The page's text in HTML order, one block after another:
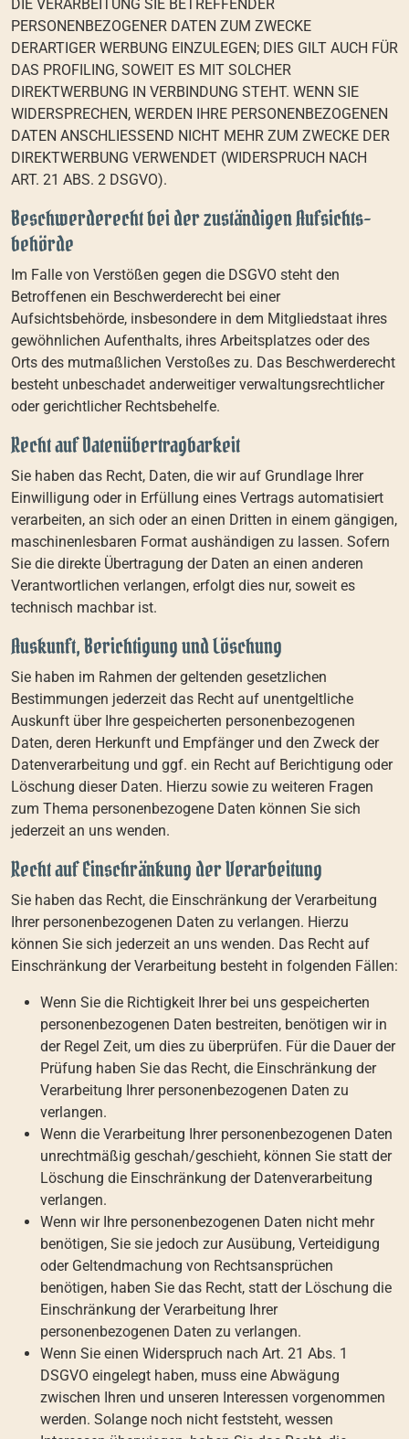
DIE VERARBEITUNG SIE BETREFFENDER
PERSONENBEZOGENER DATEN ZUM ZWECKE
DERARTIGER WERBUNG EINZULEGEN; DIES GILT AUCH FÜR
DAS PROFILING, SOWEIT ES MIT SOLCHER
DIREKTWERBUNG IN VERBINDUNG STEHT. WENN SIE
WIDERSPRECHEN, WERDEN IHRE PERSONENBEZOGENEN
DATEN ANSCHLIESSEND NICHT MEHR ZUM ZWECKE DER
DIREKTWERBUNG VERWENDET (WIDERSPRUCH NACH
ART. 21 ABS. 2 DSGVO).
Beschwerde­recht bei der zuständigen Aufsichts­
behörde
Im Falle von Verstößen gegen die DSGVO steht den
Betroffenen ein Beschwerderecht bei einer
Aufsichtsbehörde, insbesondere in dem Mitgliedstaat ihres
gewöhnlichen Aufenthalts, ihres Arbeitsplatzes oder des
Orts des mutmaßlichen Verstoßes zu. Das Beschwerderecht
besteht unbeschadet anderweitiger verwaltungsrechtlicher
oder gerichtlicher Rechtsbehelfe.
Recht auf Daten­übertrag­barkeit
Sie haben das Recht, Daten, die wir auf Grundlage Ihrer
Einwilligung oder in Erfüllung eines Vertrags automatisiert
verarbeiten, an sich oder an einen Dritten in einem gängigen,
maschinenlesbaren Format aushändigen zu lassen. Sofern
Sie die direkte Übertragung der Daten an einen anderen
Verantwortlichen verlangen, erfolgt dies nur, soweit es
technisch machbar ist.
Auskunft, Berichtigung und Löschung
Sie haben im Rahmen der geltenden gesetzlichen
Bestimmungen jederzeit das Recht auf unentgeltliche
Auskunft über Ihre gespeicherten personenbezogenen
Daten, deren Herkunft und Empfänger und den Zweck der
Datenverarbeitung und ggf. ein Recht auf Berichtigung oder
Löschung dieser Daten. Hierzu sowie zu weiteren Fragen
zum Thema personenbezogene Daten können Sie sich
jederzeit an uns wenden.
Recht auf Einschränkung der Verarbeitung
Sie haben das Recht, die Einschränkung der Verarbeitung
Ihrer personenbezogenen Daten zu verlangen. Hierzu
können Sie sich jederzeit an uns wenden. Das Recht auf
Einschränkung der Verarbeitung besteht in folgenden Fällen:
Wenn Sie die Richtigkeit Ihrer bei uns gespeicherten
personenbezogenen Daten bestreiten, benötigen wir in
der Regel Zeit, um dies zu überprüfen. Für die Dauer der
Prüfung haben Sie das Recht, die Einschränkung der
Verarbeitung Ihrer personenbezogenen Daten zu
verlangen.
Wenn die Verarbeitung Ihrer personenbezogenen Daten
unrechtmäßig geschah/geschieht, können Sie statt der
Löschung die Einschränkung der Datenverarbeitung
verlangen.
Wenn wir Ihre personenbezogenen Daten nicht mehr
benötigen, Sie sie jedoch zur Ausübung, Verteidigung
oder Geltendmachung von Rechtsansprüchen
benötigen, haben Sie das Recht, statt der Löschung die
Einschränkung der Verarbeitung Ihrer
personenbezogenen Daten zu verlangen.
Wenn Sie einen Widerspruch nach Art. 21 Abs. 1
DSGVO eingelegt haben, muss eine Abwägung
zwischen Ihren und unseren Interessen vorgenommen
werden. Solange noch nicht feststeht, wessen